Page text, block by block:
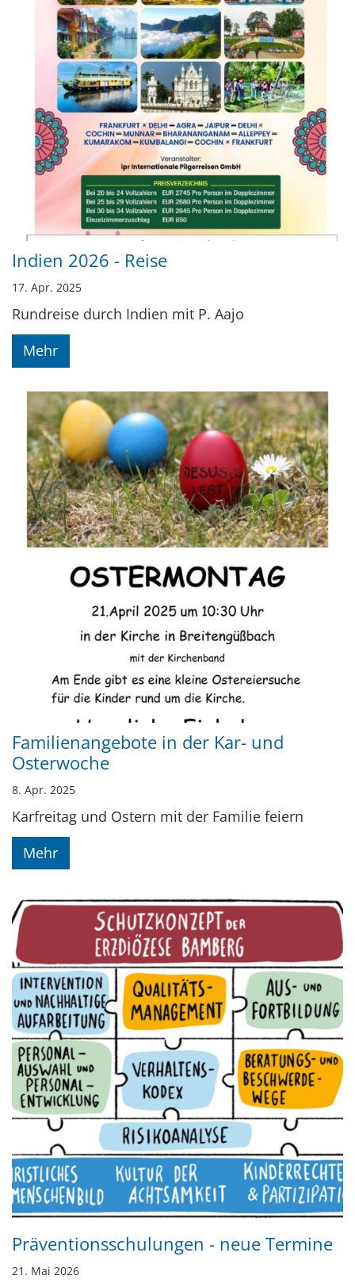
Indien 2026 - Reise
17. Apr. 2025
Rundreise durch Indien mit P. Aajo
Mehr
Familienangebote in der Kar- und
Osterwoche
8. Apr. 2025
Karfreitag und Ostern mit der Familie feiern
Mehr
Präventionsschulungen - neue Termine
21. Mai 2026